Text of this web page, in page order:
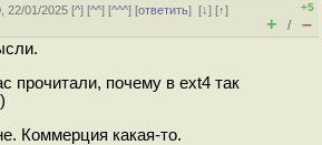
22/01/2025 [^] [^^] [^^^] [ответить][↓] [↑]
+5
+ / –
прочитали, почему в ext4 так
Коммерция какая-то.